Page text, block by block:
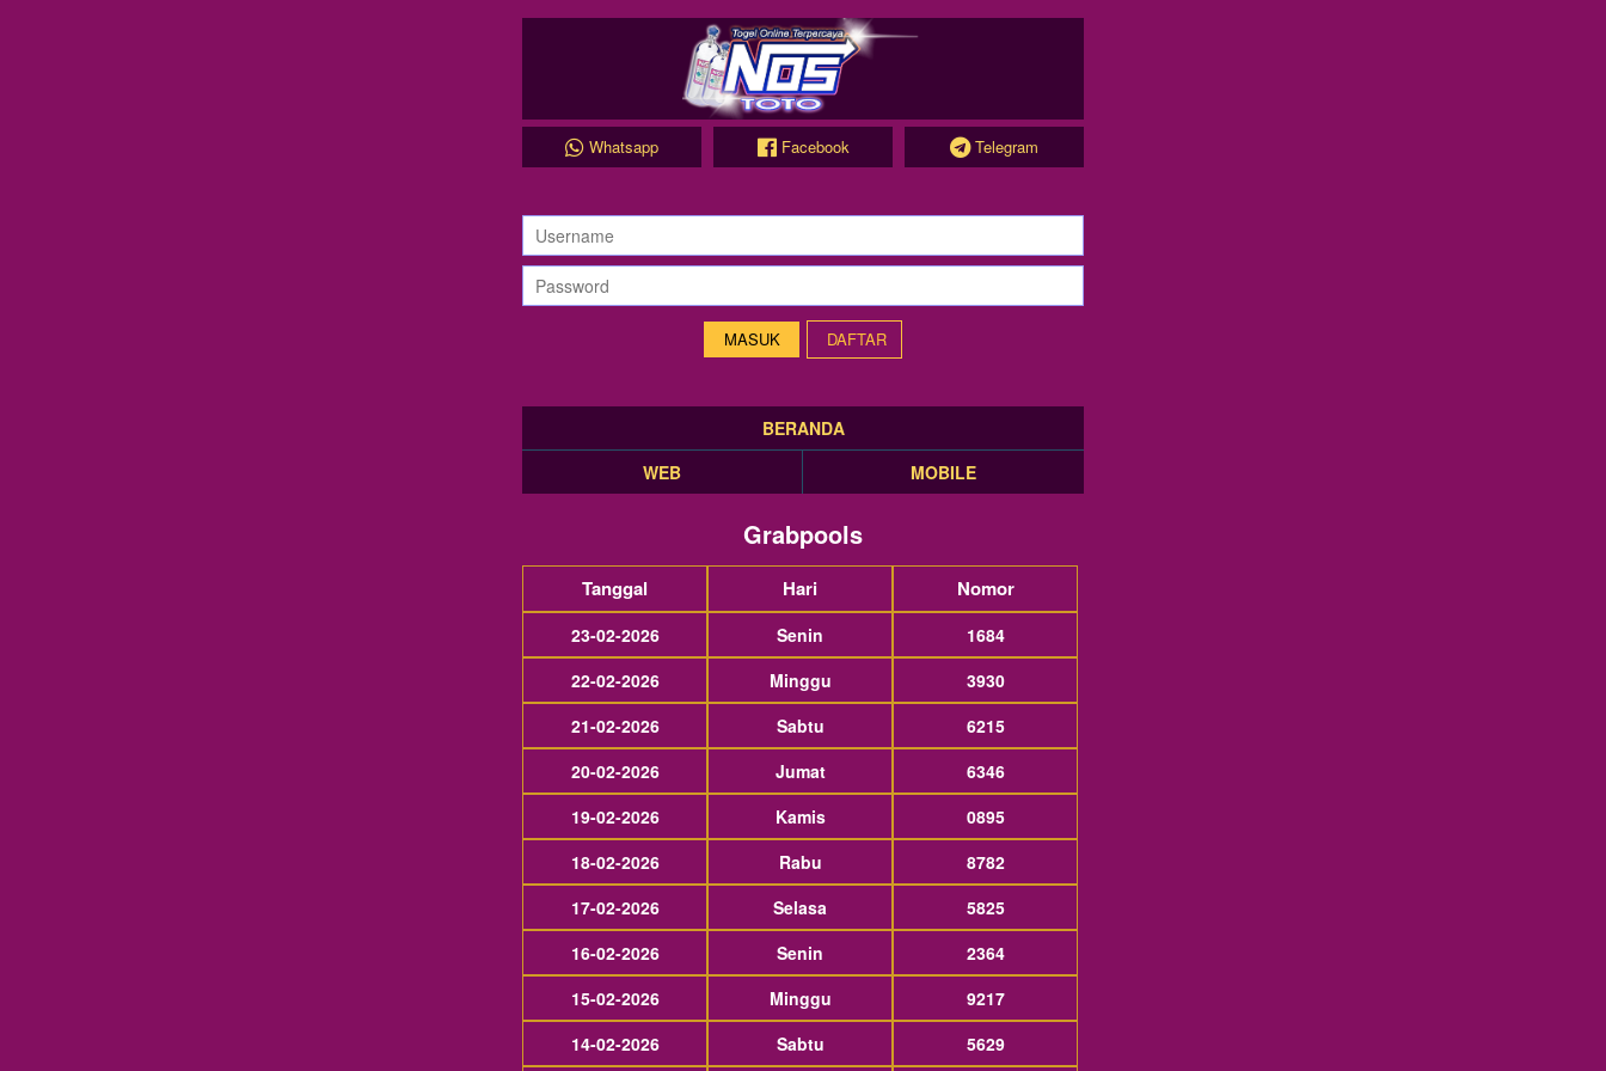
Whatsapp Facebook Telegram
DAFTAR
BERANDA
WEB
MOBILE
Grabpools
Tanggal Hari Nomor
23-02-2026 Senin
1684
22-02-2026
Minggu
3930
21-02-2026
Sabtu
6215
20-02-2026
Jumat
6346
19-02-2026
Kamis
0895
18-02-2026
Rabu
8782
17-02-2026
Selasa
5825
16-02-2026
Senin
2364
15-02-2026
Minggu
9217
14-02-2026
Sabtu 5629